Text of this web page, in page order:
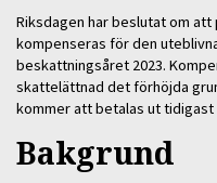
Riksdagen har beslutat om
kompenseras för den
beskattningsåret 2023.
skattelättnad det förhöjda
kommer att betalas ut tidigast
Bakgrund